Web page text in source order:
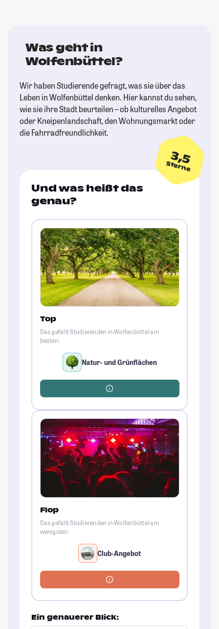
Was geht in
Wolfenbüttel?
Wir haben Studierende gefragt, was sie über das
Leben in Wolfenbüttel denken. Hier kannst du sehen,
wie sie ihre Stadt beurteilen – ob kulturelles Angebot
oder Kneipenlandschaft, den Wohnungsmarkt oder
die Fahrradfreundlichkeit.
3,5
Sterne
Und was heißt das
genau?
Top
Das gefällt Studierenden in Wolfenbüttel am
besten:
Natur- und Grünflächen
Flop
Das gefällt Studierenden in Wolfenbüttel am
wenigsten:
Club-Angebot
Ein genauerer Blick: